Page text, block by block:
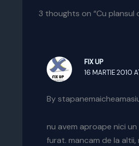
3 thoughts on “Cu plansul
FIX UP
16 MARTIE 2010
By
nu avem aproape nici
furat. mancam de la